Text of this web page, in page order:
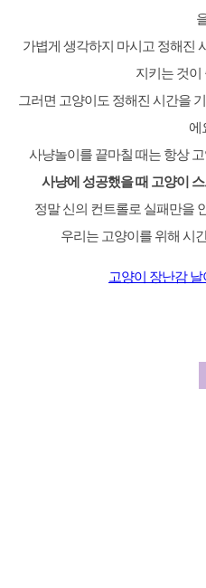
가볍게 생각하지 마시고 정해진
지키는 것이
그러면 고양이도 정해진 시간을
에
사냥놀이를 끝마칠 때는 항상
사냥에 성공했을 때 고양이
정말 신의 컨트롤로 실패만을
우리는 고양이를 위해 시
고양이 장난감 날